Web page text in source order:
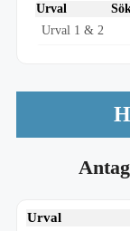
Urval
Urval 1 & 2
Urval